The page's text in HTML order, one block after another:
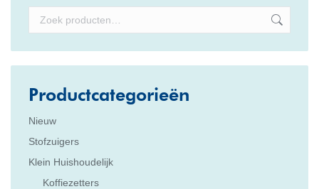
Productcategorieën
Nieuw
Stofzuigers
Klein Huishoudelijk
Koffiezetters